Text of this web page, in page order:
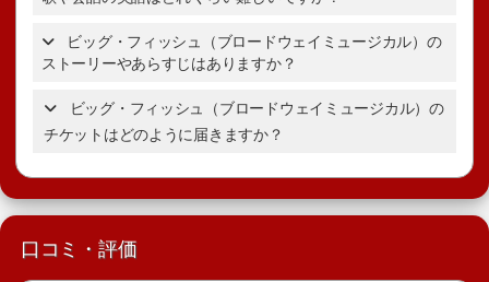
ブロードウェイミュージカルの選び方ガイド
ビッグ・フィッシュ（ブロードウェイミュージカル）の
ストーリーやあらすじはありますか？
ビッグ・フィッシュのあらすじ・ストーリー
ビッグ・フィッシュ（ブロードウェイミュージカル）の
チケットはどのように届きますか？
口コミ・評価